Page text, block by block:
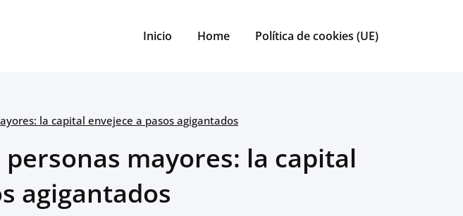
Inicio Home Política de cookies (UE)
la capital envejece a pasos agigantados
mayores: la capital
agigantados